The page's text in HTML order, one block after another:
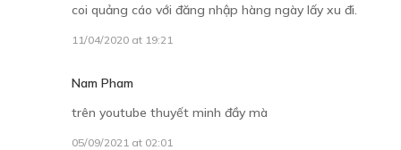
TẬP 10
coi quảng cáo với đăng nhập hàng ngày lấy xu đi.
11/04/2020 at 19:21
Nam Pham
trên youtube thuyết minh đầy mà
05/09/2021 at 02:01